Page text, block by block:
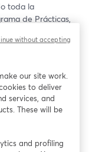
toda la
de Prácticas,
our site work.
to deliver
services, and
These will be
and profiling
without accepting